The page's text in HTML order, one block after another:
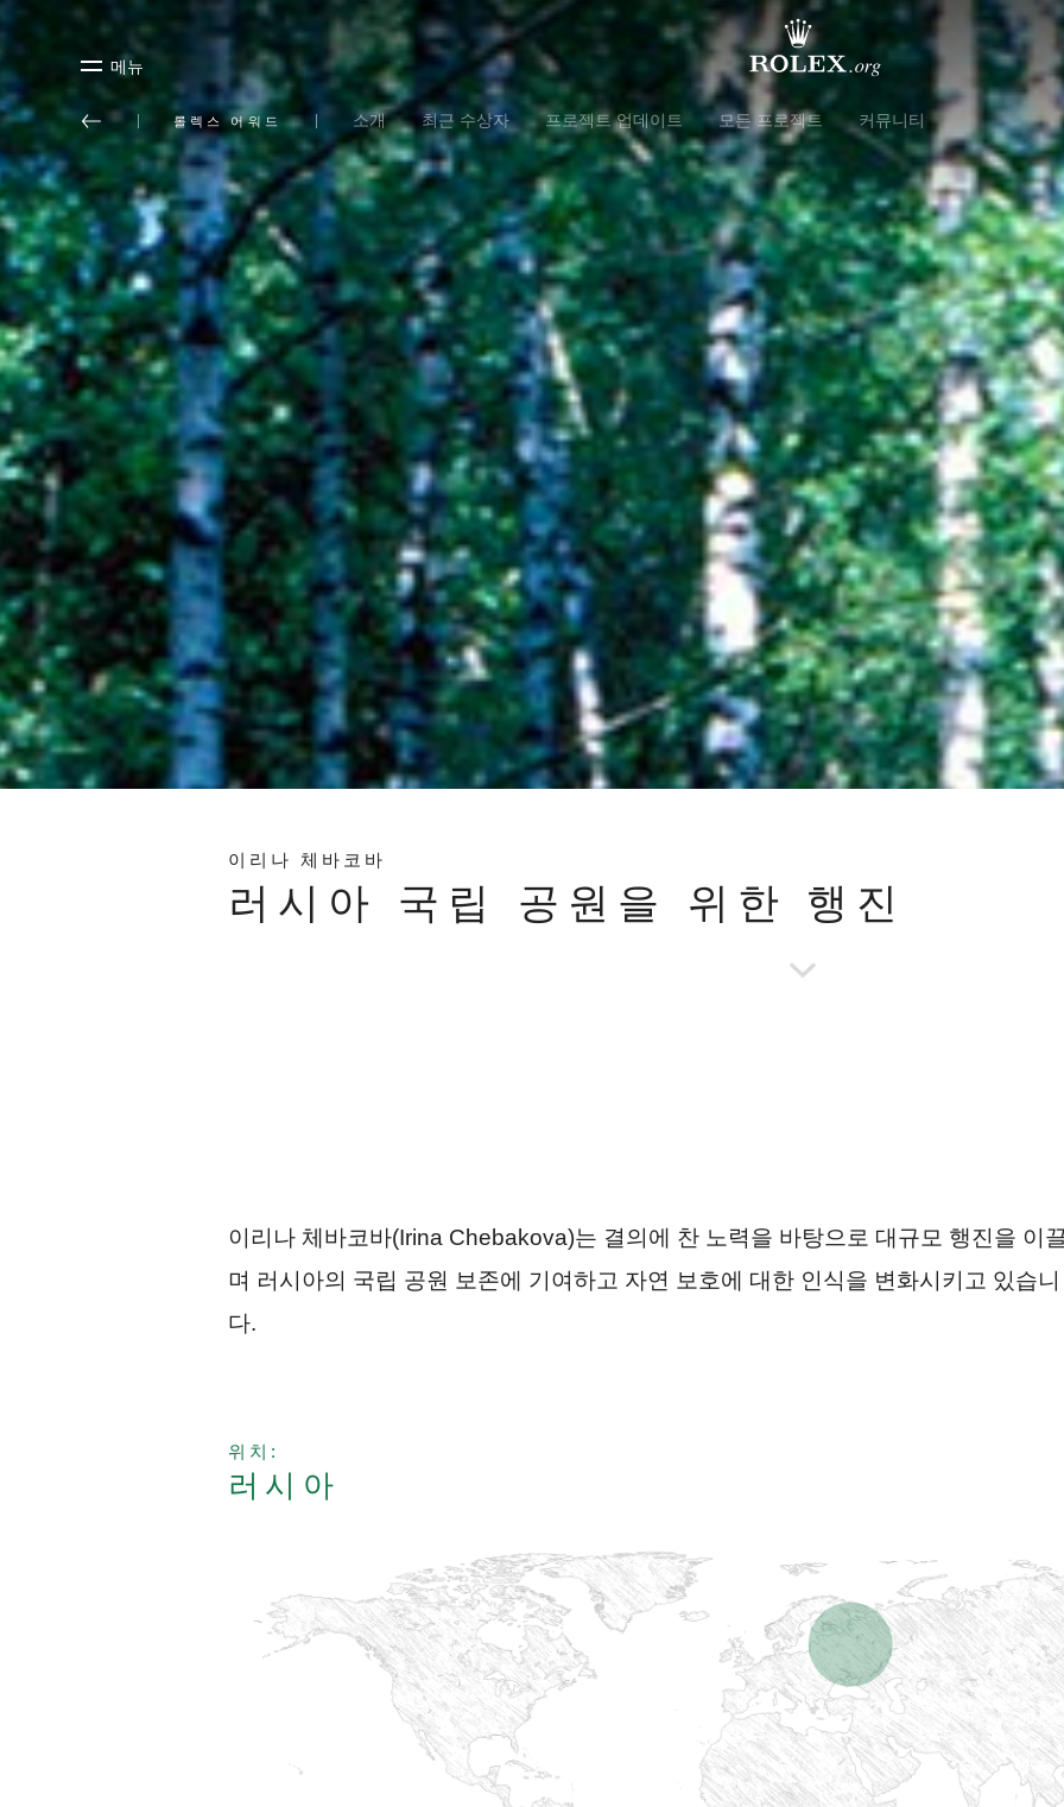
메뉴
롤렉스 어워드 소개 최근 수상자 프로젝트 업데이트 모든 프로젝트 커뮤니티
이리나 체바코바
러시아 국립 공원을 위한 행진
이리나 체바코바(Irina Chebakova)는 결의에 찬 노력을 바탕으로 대규모 행진을 이
며 러시아의 국립 공원 보존에 기여하고 자연 보호에 대한 인식을 변화시키고 있습니
다.
위치:
러시아